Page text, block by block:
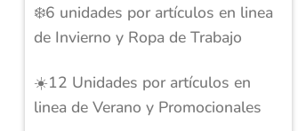
❄️6 unidades por artículos en linea
de Invierno y Ropa de Trabajo
☀️12 Unidades por artículos en
linea de Verano y Promocionales